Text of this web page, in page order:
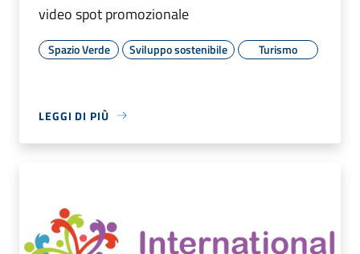
video spot promozionale
Spazio Verde Sviluppo sostenibile Turismo
LEGGI DI PIÙ